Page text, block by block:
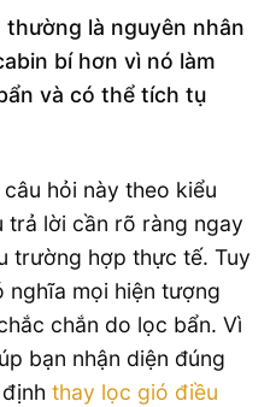
là nguyên nhân
bí hơn vì nó làm
và có thể tích tụ
hỏi này theo kiểu
trả lời cần rõ ràng ngay
trường hợp thực tế. Tuy
nghĩa mọi hiện tượng
chắn do lọc bẩn. Vì
bạn nhận diện đúng
thay lọc gió điều